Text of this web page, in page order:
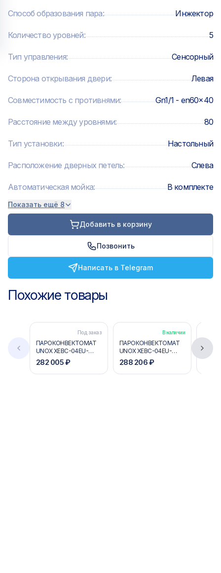
Быстрое охлаждение камеры
Автоматическая мойка:
— 2 программы автоматической мойки (легкая,
интенсивная) — Программа ополаскивания без
— Гастроемкость GN 1/1 h20 - 2 шт.
Способ образования пара: Инжектор
Количество уровней: 5
Тип управления: Сенсорный
Сторона открывания двери: Левая
Совместимость с противнями: Gn1/1 - en60x40
Расстояние между уровнями: 80
Тип установки: Настольный
Расположение дверных петель: Слева
Автоматическая мойка: В комплекте
Показать ещё 8
Добавить в корзину
Позвонить
Написать в Telegram
Похожие товары
Под заказ
ПАРОКОНВЕКТОМАТ
UNOX XEBC-04EU-
E1RM
282 005 ₽
В наличии
ПАРОКОНВЕКТОМАТ
UNOX XEBC-04EU-
E1RM-MP
288 206 ₽
UNOX
516